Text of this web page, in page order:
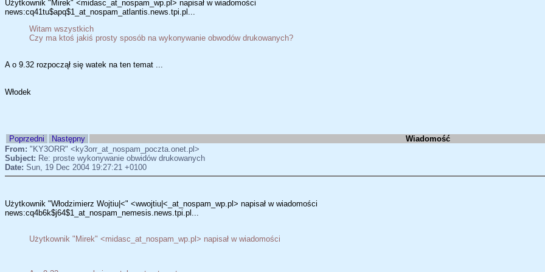
Użytkownik "Mirek" <midasc_at_nospam_wp.pl> napisał w wiadomości
news:cq41tu$apq$1_at_nospam_atlantis.news.tpi.pl...
Witam wszystkich
Czy ma ktoś jakiś prosty sposób na wykonywanie obwodów drukowanych?
A o 9.32 rozpoczął się watek na ten temat ...
Włodek
Poprzedni Następny Wiadomość
From: "KY3ORR" <ky3orr_at_nospam_poczta.onet.pl>
Subject: Re: proste wykonywanie obwidów drukowanych
Date: Sun, 19 Dec 2004 19:27:21 +0100
Użytkownik "Włodzimierz Wojtiu|<" <wwojtiu|<_at_nospam_wp.pl> napisał w wiadomości
news:cq4b6k$j64$1_at_nospam_nemesis.news.tpi.pl...
Użytkownik "Mirek" <midasc_at_nospam_wp.pl> napisał w wiadomości